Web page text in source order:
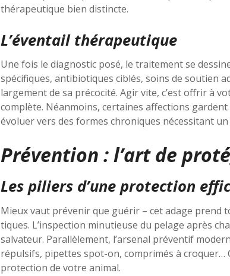
thérapeutique bien distincte.
L’éventail thérapeutique
Une fois le diagnostic posé, le traitement se
spécifiques, antibiotiques ciblés, soins de soutien
largement de sa précocité. Agir vite, c’est offrir à
complète. Néanmoins, certaines affections
évoluer vers des formes chroniques nécessitant
Prévention : l’art de
Les piliers d’une protection
Mieux vaut prévenir que guérir – cet adage prend
tiques. L’inspection minutieuse du pelage après
salvateur. Parallèlement, l’arsenal préventif
répulsifs, pipettes spot-on, comprimés à croquer…
protection de votre animal.